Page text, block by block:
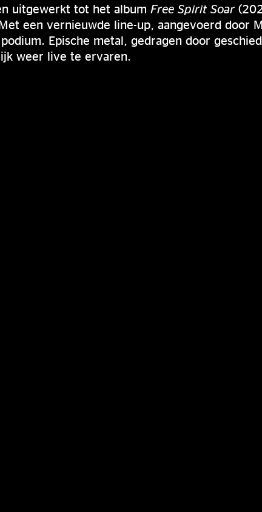
uitgewerkt tot het album Free Spirit Soar
een vernieuwde line-up, aangevoerd door
Epische metal, gedragen door
weer live te ervaren.